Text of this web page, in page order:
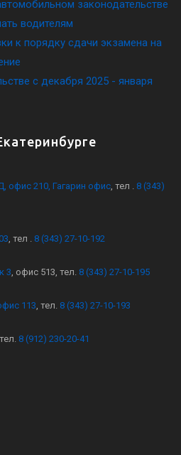
законодательстве
водителям
к порядку сдачи экзамена на
с декабря 2025 - января
офис 210, Гагарин офис, тел . 8 (343)
, тел . 8 (343) 27-10-192
3, офис 513, тел. 8 (343) 27-10-195
113, тел. 8 (343) 27-10-193
8 (912) 230-20-41